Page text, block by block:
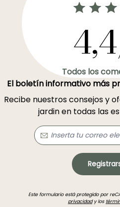
Todos los
El boletín informativo más
Recibe nuestros consejos y
jardin en todas las
Este formulario está protegido por
privacidady los